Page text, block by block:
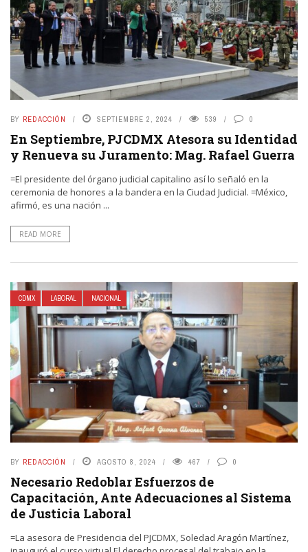
BY REDACCIÓN SEPTIEMBRE 2, 2024 539 0
En Septiembre, PJCDMX Atesora su Identidad
y Renueva su Juramento: Mag. Rafael Guerra
=El presidente del órgano judicial capitalino así lo señaló en la
ceremonia de honores a la bandera en la Ciudad Judicial. =México,
afirmó, es una nación ...
READ MORE
CDMX LABORAL NACIONAL
BY REDACCIÓN AGOSTO 8, 2024 467 0
Necesario Redoblar Esfuerzos de
Capacitación, Ante Adecuaciones al Sistema
de Justicia Laboral
=La asesora de Presidencia del PJCDMX, Soledad Aragón Martínez,